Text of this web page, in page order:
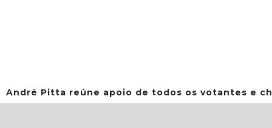
André Pitta reúne apoio de todos os votantes e